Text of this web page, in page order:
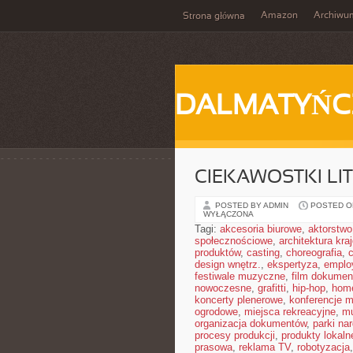
Strona główna Amazon
CIEKAWOSTKI
POSTED BY ADMIN POSTED
WYŁĄCZONA
Tagi: akcesoria biurowe, aktorstwo
społecznościowe, architektura
produktów, casting, choreografia,
design wnętrz., ekspertyza,
festiwale muzyczne, film
nowoczesne, grafitti, hip-hop,
koncerty plenerowe, konferencje
ogrodowe, miejsca rekreacyjne,
organizacja dokumentów, parki
procesy produkcji, produkty
prasowa, reklama TV, robotyzacja,